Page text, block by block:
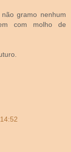
gramo nenhum
com molho de